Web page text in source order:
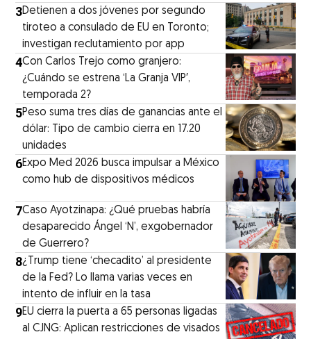
3Detienen a dos jóvenes por segundo
tiroteo a consulado de EU en Toronto;
investigan reclutamiento por app
4Con Carlos Trejo como granjero:
¿Cuándo se estrena ‘La Granja VIP′,
temporada 2?
5Peso suma tres días de ganancias ante el
dólar: Tipo de cambio cierra en 17.20
unidades
6Expo Med 2026 busca impulsar a México
como hub de dispositivos médicos
7Caso Ayotzinapa: ¿Qué pruebas habría
desaparecido Ángel ‘N’, exgobernador
de Guerrero?
8¿Trump tiene ‘checadito’ al presidente
de la Fed? Lo llama varias veces en
intento de influir en la tasa
9EU cierra la puerta a 65 personas ligadas
al CJNG: Aplican restricciones de visados